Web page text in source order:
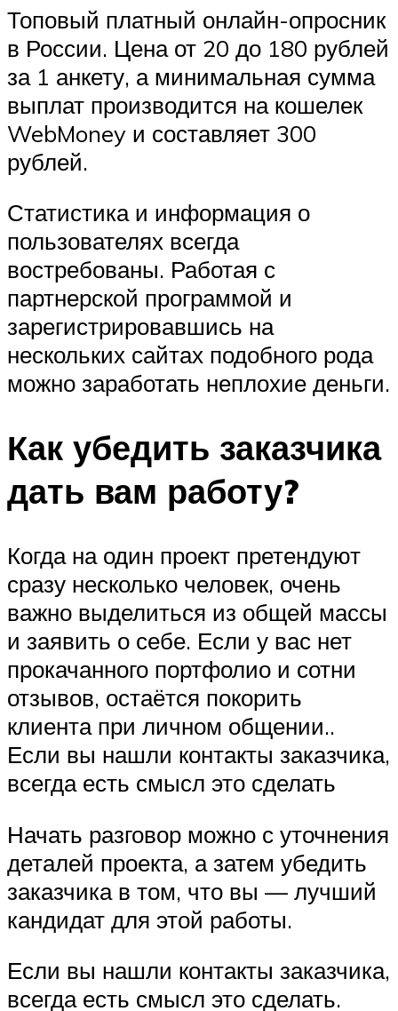
Топовый платный онлайн-опросник
в России. Цена от 20 до 180 рублей
за 1 анкету, а минимальная сумма
выплат производится на кошелек
WebMoney и составляет 300
рублей.
Статистика и информация о
пользователях всегда
востребованы. Работая с
партнерской программой и
зарегистрировавшись на
нескольких сайтах подобного рода
можно заработать неплохие деньги.
Как убедить заказчика
дать вам работу?
Когда на один проект претендуют
сразу несколько человек, очень
важно выделиться из общей массы
и заявить о себе. Если у вас нет
прокачанного портфолио и сотни
отзывов, остаётся покорить
клиента при личном общении..
Если вы нашли контакты заказчика,
всегда есть смысл это сделать
Начать разговор можно с уточнения
деталей проекта, а затем убедить
заказчика в том, что вы — лучший
кандидат для этой работы.
Если вы нашли контакты заказчика,
всегда есть смысл это сделать.